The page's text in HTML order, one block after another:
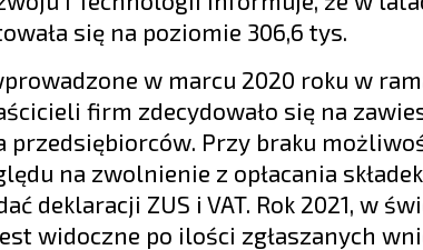
się na poziomie 306,6 tys.
w marcu 2020 roku w
firm zdecydowało się na
przedsiębiorców. Przy braku
na zwolnienie z opłacania
deklaracji ZUS i VAT. Rok 2021, w
widoczne po ilości zgłaszanych